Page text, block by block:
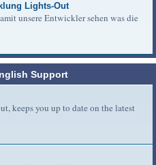
Lights-Out
unsere Entwickler sehen was die
Support
keeps you up to date on the latest